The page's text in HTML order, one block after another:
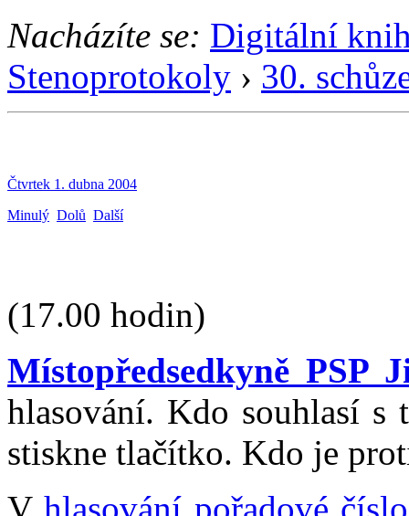
Nacházíte se: Digitální
Stenoprotokoly › 30.
Čtvrtek 1. dubna 2004
Minulý Dolů Další
(17.00 hodin)
Místopředsedkyně PSP
hlasování. Kdo souhlasí s
stiskne tlačítko. Kdo je
Vhlasování pořadové